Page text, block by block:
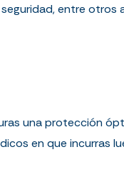
entre otros
una protección
en que incurras